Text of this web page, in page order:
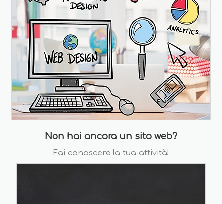
Non hai ancora un sito web?
Fai conoscere la tua attività!